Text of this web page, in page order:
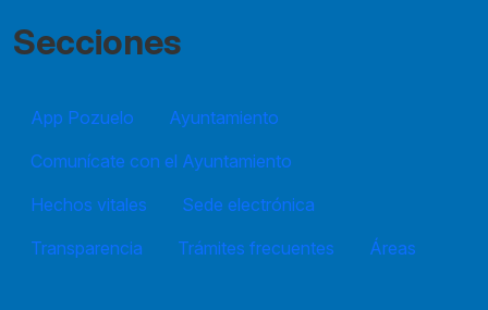
Secciones
App Pozuelo
Ayuntamiento
Comunícate con el Ayuntamiento
Hechos vitales
Sede electrónica
Transparencia
Trámites frecuentes Áreas